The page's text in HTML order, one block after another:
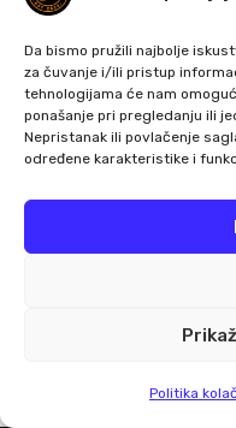
Da bismo pružili najbolje
za čuvanje i/ili pristup
tehnologijama će nam
ponašanje pri pregledanju ili
Nepristanak ili povlačenje
određene karakteristike i
Politika
Playstation
PS5